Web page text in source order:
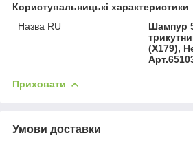
Користувальницькі характеристики
Назва RU
Шампур
(X179),
Приховати
Умови доставки